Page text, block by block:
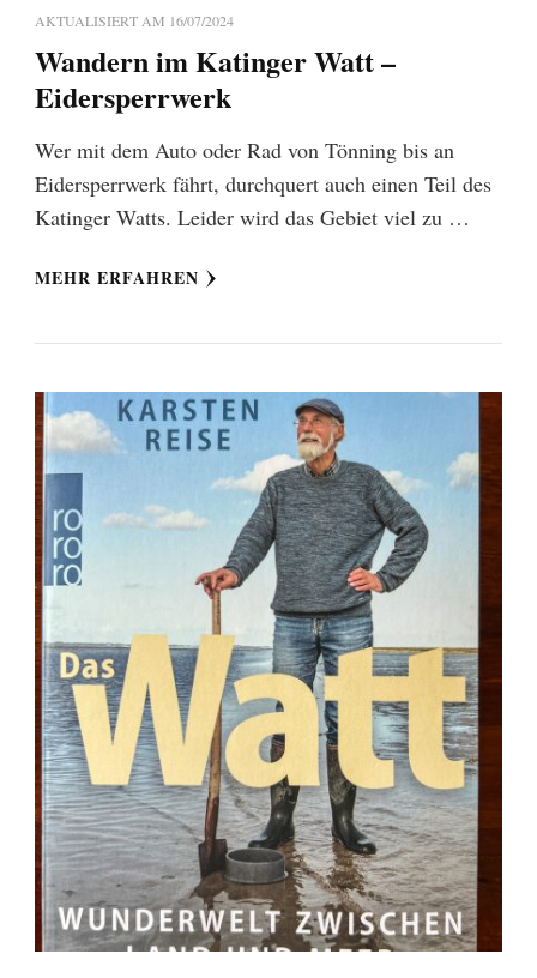
AKTUALISIERT AM 16/07/2024
Wandern im Katinger Watt –
Eidersperrwerk
Wer mit dem Auto oder Rad von Tönning bis an
Eidersperrwerk fährt, durchquert auch einen Teil des
Katinger Watts. Leider wird das Gebiet viel zu …
MEHR ERFAHREN